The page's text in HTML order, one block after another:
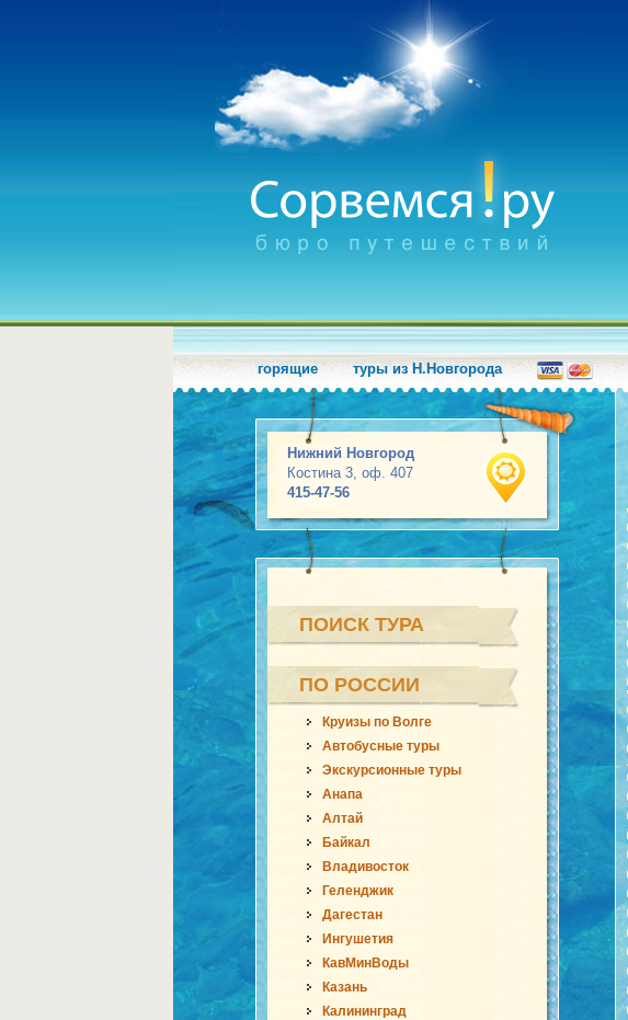
горящие туры из Н.Новгорода
Нижний Новгород
Костина 3, оф. 407
415-47-56
ПОИСК ТУРА
ПО РОССИИ
Круизы по Волге
Автобусные туры
Экскурсионные туры
Анапа
Алтай
Байкал
Владивосток
Геленджик
Дагестан
Ингушетия
КавМинВоды
Казань
Калининград